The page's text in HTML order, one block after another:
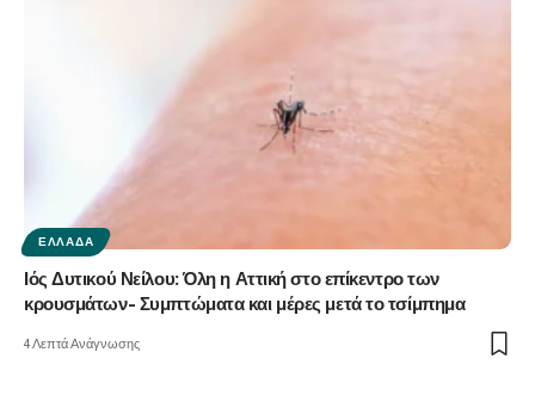
ΕΛΛΆΔΑ
Ιός Δυτικού Νείλου: Όλη η Αττική στο επίκεντρο των
κρουσμάτων- Συμπτώματα και μέρες μετά το τσίμπημα
4 Λεπτά Ανάγνωσης